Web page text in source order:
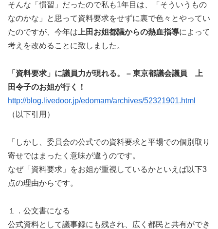
そんな「慣習」だったので私も1年目は、「そういうもの
なのかな」と思って資料要求をせずに裏で色々とやってい
たのですが、今年は 上田お姐都議からの熱血指導によって
考えを改めることに致しました。
「資料要求」に議員力が現れる。 – 東京都議会議員 上
田令子のお姐が行く！
http://blog.livedoor.jp/edomam/archives/52321901.html
（以下引用）
「しかし、委員会の公式での資料要求と平場での個別取り
寄せではまったく意味が違うのです。
なぜ「資料要求」をお姐が重視しているかといえば以下3
点の理由からです。
１．公文書になる
公式資料として議事録にも残され、広く都民と共有ができ